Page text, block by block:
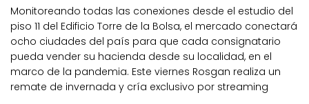
Monitoreando todas las conexiones desde el estudio del
piso 11 del Edificio Torre de la Bolsa, el mercado conectará
ocho ciudades del país para que cada consignatario
pueda vender su hacienda desde su localidad, en el
marco de la pandemia. Este viernes Rosgan realiza un
remate de invernada y cría exclusivo por streaming